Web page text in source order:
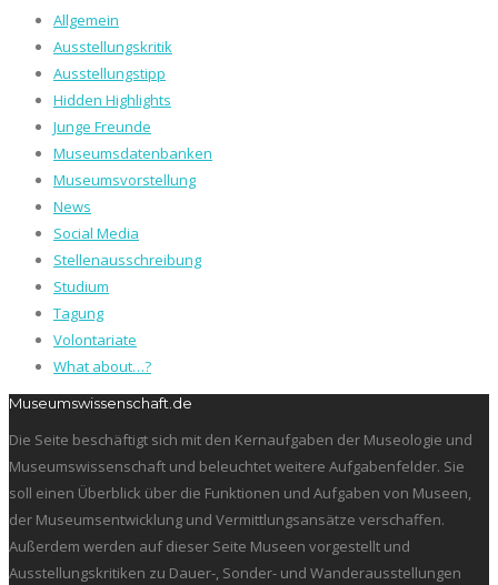
Allgemein
Ausstellungskritik
Ausstellungstipp
Hidden Highlights
Junge Freunde
Museumsdatenbanken
Museumsvorstellung
News
Social Media
Stellenausschreibung
Studium
Tagung
Volontariate
What about…?
Museumswissenschaft.de
Die Seite beschäftigt sich mit den Kernaufgaben der Museologie und
Museumswissenschaft und beleuchtet weitere Aufgabenfelder. Sie
soll einen Überblick über die Funktionen und Aufgaben von Museen,
der Museumsentwicklung und Vermittlungsansätze verschaffen.
Außerdem werden auf dieser Seite Museen vorgestellt und
Ausstellungskritiken zu Dauer-, Sonder- und Wanderausstellungen